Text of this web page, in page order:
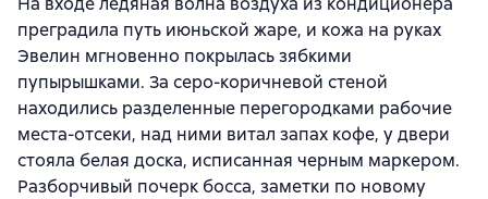
преградила путь июньской жаре, и кожа на руках
Эвелин мгновенно покрылась зябкими
пупырышками. За серо-коричневой стеной
находились разделенные перегородками рабочие
места-отсеки, над ними витал запах кофе, у двери
стояла белая доска, исписанная черным маркером.
Разборчивый почерк босса, заметки по новому